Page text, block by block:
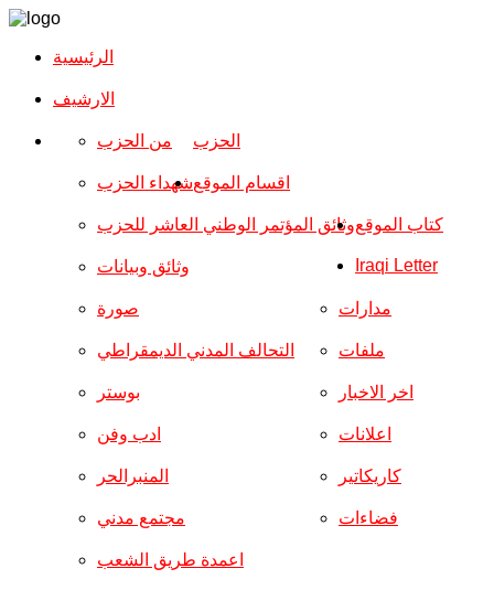
الرئيسية
الارشیف
الحزب من الحزب
شهداء الحزب
وثائق المؤتمر الوطني العاشر للحزب
وثائق وبيانات
اقسام الموقع
صورة
التحالف المدني الديمقراطي
بوستر
ادب وفن
المنبرالحر
مجتمع مدني
مدارات
ملفات
اخر الاخبار
اعلانات
كاريكاتير
فضاءات
اعمدة طريق الشعب
كتاب الموقع
Iraqi Letter